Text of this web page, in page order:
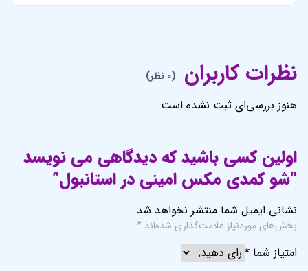
نظرات کاربران (0 نظر)
هنوز بررسی‌ای ثبت نشده است.
اولین کسی باشید که دیدگاهی می نویسد
“شو کمدی مکس امینی در استانبول”
نشانی ایمیل شما منتشر نخواهد شد.
بخش‌های موردنیاز علامت‌گذاری شده‌اند *
امتیاز شما *